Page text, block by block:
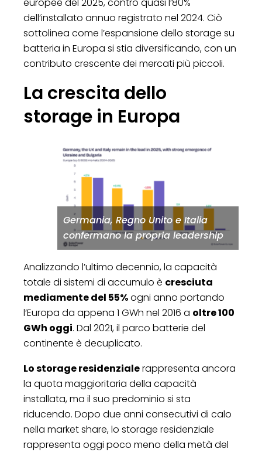
dell’installato annuo registrato nel 2024. Ciò
sottolinea come l’espansione dello storage su
batteria in Europa si stia diversificando, con un
contributo crescente dei mercati più piccoli.
La crescita dello
storage in Europa
Germania, Regno Unito e Italia
confermano la propria leadership
Analizzando l’ultimo decennio, la capacità
totale di sistemi di accumulo è cresciuta
mediamente del 55%ogni anno portando
l’Europa da appena 1 GWh nel 2016 a oltre 100
GWh oggi. Dal 2021, il parco batterie del
continente è decuplicato.
Lo storage residenzialerappresenta ancora
la quota maggioritaria della capacità
installata, ma il suo predominio si sta
riducendo. Dopo due anni consecutivi di calo
nella market share, lo storage residenziale
rappresenta oggi poco meno della metà del